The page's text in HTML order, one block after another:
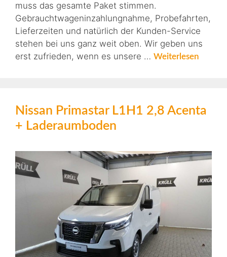
muss das gesamte Paket stimmen.
Gebrauchtwageninzahlungnahme, Probefahrten,
Lieferzeiten und natürlich der Kunden-Service
stehen bei uns ganz weit oben. Wir geben uns
erst zufrieden, wenn es unsere … Weiterlesen
Nissan Primastar L1H1 2,8 Acenta
+ Laderaumboden